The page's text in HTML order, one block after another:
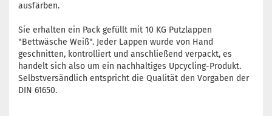
ausfärben.
Sie erhalten ein Pack gefüllt mit 10 KG Putzlappen
"Bettwäsche Weiß". Jeder Lappen wurde von Hand
geschnitten, kontrolliert und anschließend verpackt, es
handelt sich also um ein nachhaltiges Upcycling-Produkt.
Selbstversändlich entspricht die Qualität den Vorgaben der
DIN 61650.